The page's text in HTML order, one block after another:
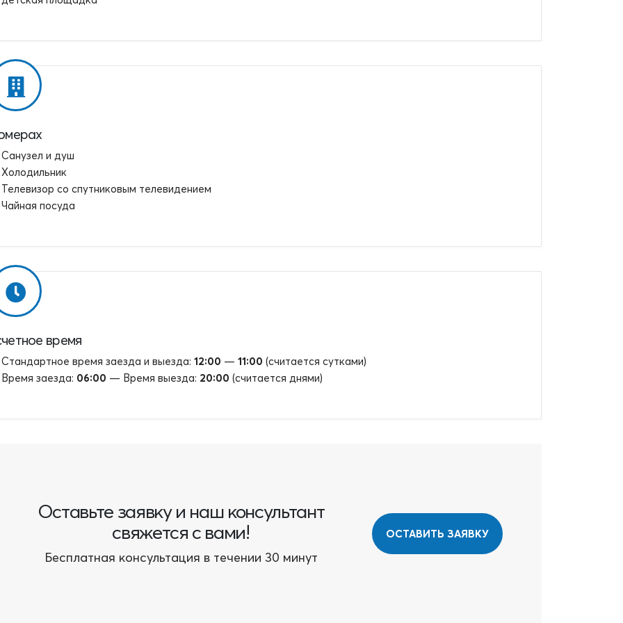
Санузел и душ
Холодильник
Телевизор со спутниковым телевидением
Чайная посуда
время
Стандартное время заезда и выезда: 12:00 — 11:00 (считается сутками)
Время заезда: 06:00 — Время выезда: 20:00 (считается днями)
Оставьте заявку и наш консультант
свяжется с вами!
Бесплатная консультация в течении 30 минут
ОСТАВИТЬ ЗАЯВКУ